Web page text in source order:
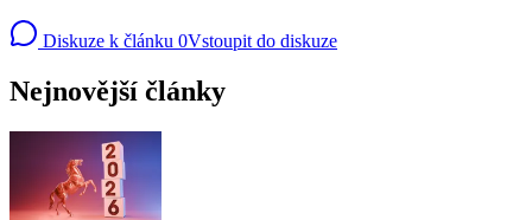
Diskuze k článku 0Vstoupit do diskuze
Nejnovější články